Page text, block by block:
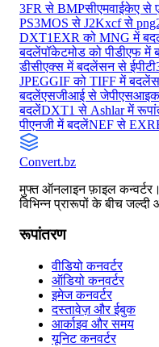
3FR से BMPसीएमवाईकेए से
PS3MOS से J2Kxcf से
DXT1EXR को MNG में
बदलेंपॉकेटमोड को पीडीएफ में
डीसीएक्स में बदलेंसन से
JPEGGIF को TIFF में बदलें
बदलेंएसजीआई से जेपीएस
बदलेंDXT1 से Ashlar में
पीएनजी में बदलेंNEF से EXR
Convert.bz
मुफ्त ऑनलाइन फ़ाइल
विभिन्न प्रारूपों के बीच
रूपांतरण
वीडियो कनवर्टर
ऑडियो कनवर्टर
इमेज कनवर्टर
दस्तावेज़ और ईबुक
आर्काइव और समय
यूनिट कनवर्टर